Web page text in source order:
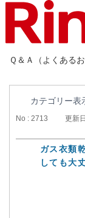
Ｑ＆Ａ（よくあるお
カテゴリー表
No : 2713 更新
ガス衣類
しても大